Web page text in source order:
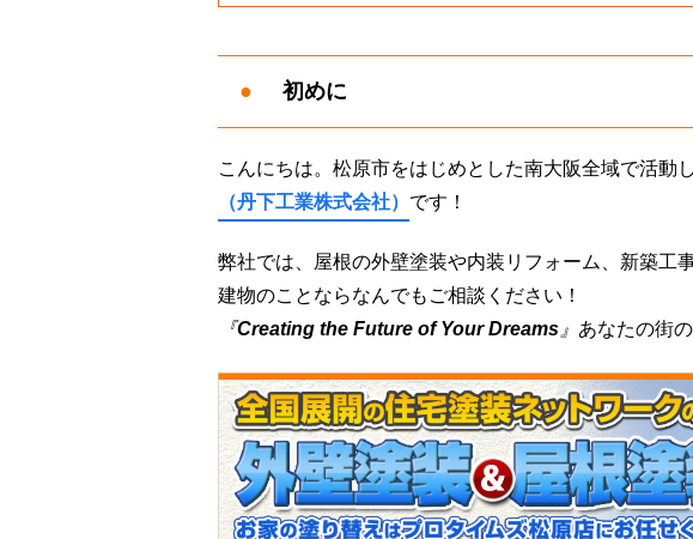
初めに
こんにちは。松原市をはじめとした南大阪全域で活動
（丹下工業株式会社） です！
弊社では、屋根の外壁塗装や内装リフォーム、新築工
建物のことならなんでもご相談ください！
『Creating the Future of Your Dreams 』 あなたの街